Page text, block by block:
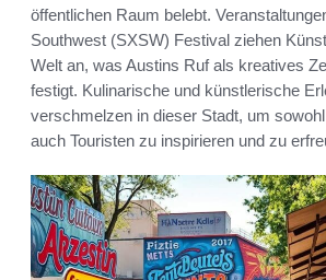
öffentlichen Raum belebt.
Southwest (SXSW) Festival ziehen
Welt an, was Austins Ruf als kreatives
festigt. Kulinarische und künstlerische
verschmelzen in dieser Stadt, um
auch Touristen zu inspirieren und zu